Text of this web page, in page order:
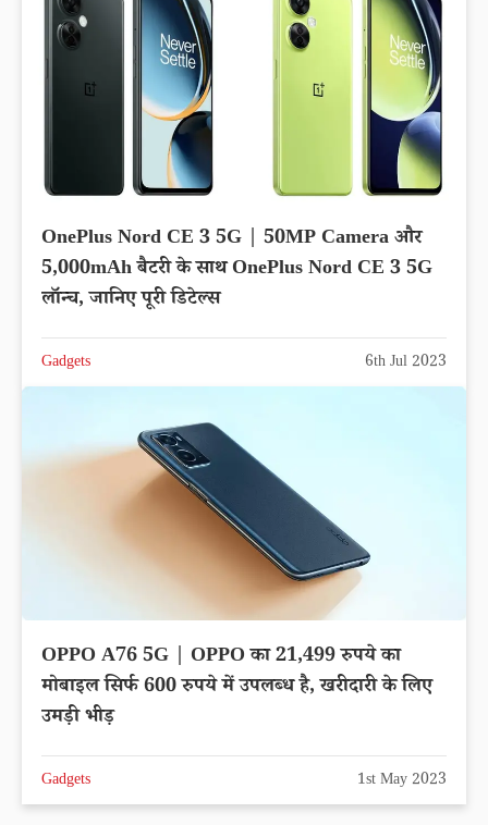
OnePlus Nord CE 3 5G | 50MP Camera और
5,000mAh बैटरी के साथ OnePlus Nord CE 3 5G
लॉन्च, जानिए पूरी डिटेल्स
Gadgets 6th Jul 2023
OPPO A76 5G | OPPO का 21,499 रुपये का
मोबाइल सिर्फ 600 रुपये में उपलब्ध है, खरीदारी के लिए
उमड़ी भीड़
Gadgets 1st May 2023